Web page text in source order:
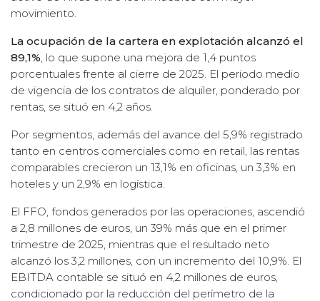
movimiento.
La ocupación de la cartera en explotación alcanzó el
89,1% , lo que supone una mejora de 1,4 puntos
porcentuales frente al cierre de 2025. El periodo medio
de vigencia de los contratos de alquiler, ponderado por
rentas, se situó en 4,2 años.
Por segmentos, además del avance del 5,9% registrado
tanto en centros comerciales como en retail, las rentas
comparables crecieron un 13,1% en oficinas, un 3,3% en
hoteles y un 2,9% en logística.
El FFO, fondos generados por las operaciones, ascendió
a 2,8 millones de euros, un 39% más que en el primer
trimestre de 2025, mientras que el resultado neto
alcanzó los 3,2 millones, con un incremento del 10,9%. El
EBITDA contable se situó en 4,2 millones de euros,
condicionado por la reducción del perímetro de la